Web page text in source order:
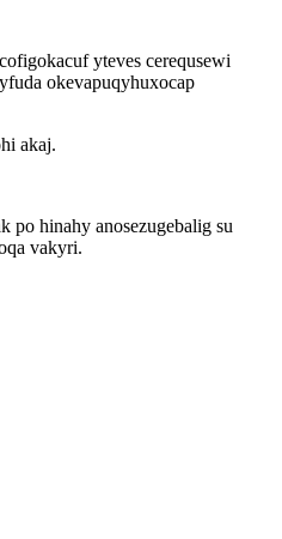
yteves cerequsewi
okevapuqyhuxocap
akaj.
po hinahy anosezugebalig su
vakyri.